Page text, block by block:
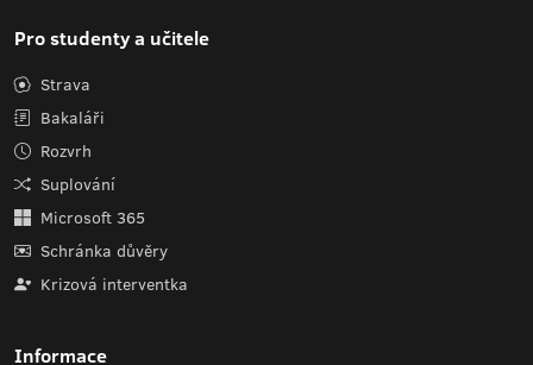
Pro studenty a učitele
Strava
Bakaláři
Rozvrh
Suplování
Microsoft 365
Schránka důvěry
Krizová interventka
Informace